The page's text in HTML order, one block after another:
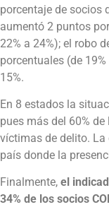
porcentaje de socios
aumentó 2 puntos
22% a 24%); el robo
porcentuales (de
15%.
En 8 estados la
pues más del 60%
víctimas de delito.
país donde la
Finalmente, el
34% de los socios